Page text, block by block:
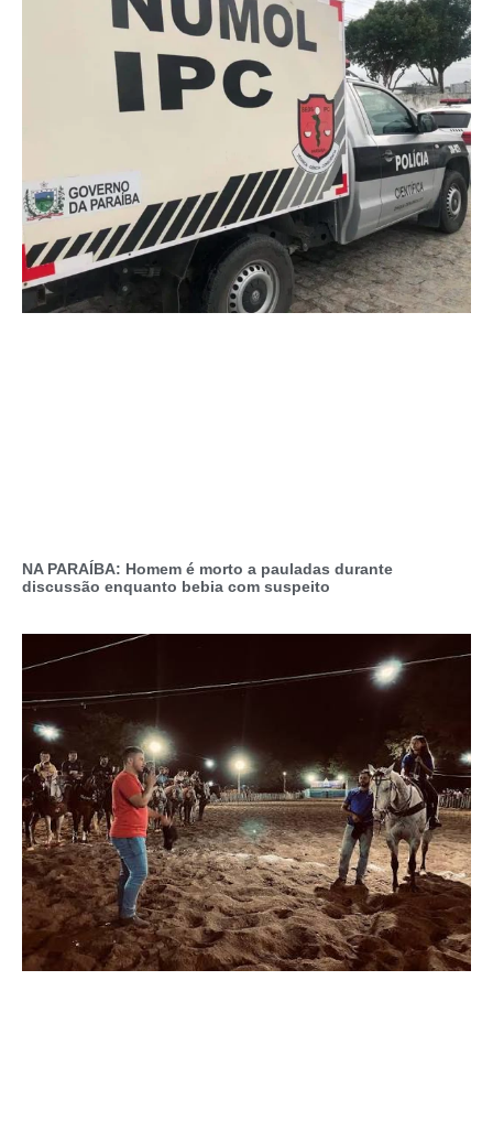
NA PARAÍBA: Homem é morto a pauladas durante
discussão enquanto bebia com suspeito